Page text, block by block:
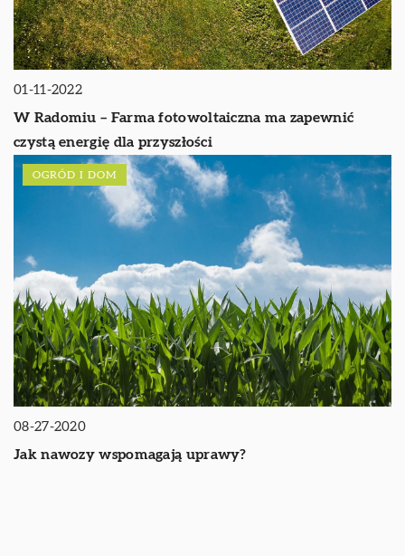
01-11-2022
W Radomiu – Farma fotowoltaiczna ma zapewnić
czystą energię dla przyszłości
OGRÓD I DOM
08-27-2020
Jak nawozy wspomagają uprawy?